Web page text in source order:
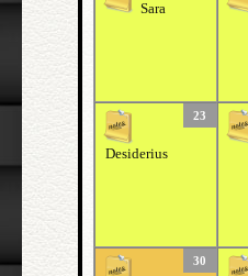
Sara
23
Desiderius
30